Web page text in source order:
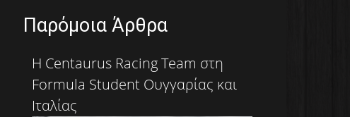
Παρόμοια Άρθρα
Η Centaurus Racing Team στη
Formula Student Ουγγαρίας και
Ιταλίας